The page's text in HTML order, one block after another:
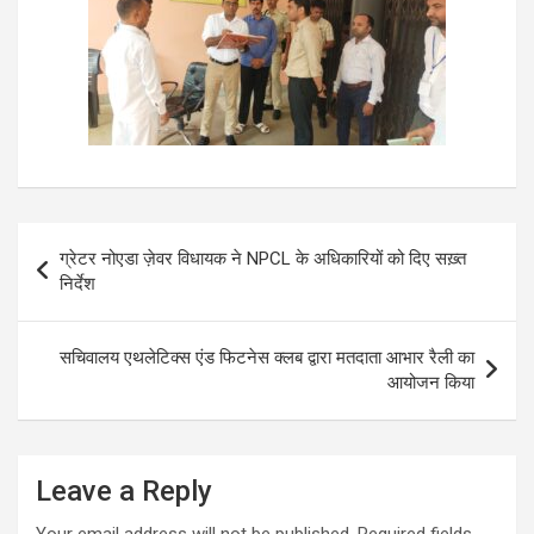
Post
navigation
ग्रेटर नोएडा ज़ेवर विधायक ने NPCL के अधिकारियों को दिए सख़्त
न‍िर्देश
सचिवालय एथलेटिक्स एंड फिटनेस क्लब द्वारा मतदाता आभार रैली का
आयोजन किया
Leave a Reply